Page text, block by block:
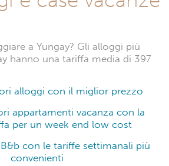
a Yungay? Gli alloggi più
hanno una tariffa media di 397
alloggi con il miglior prezzo
appartamenti vacanza con la
per un week end low cost
con le tariffe settimanali più
convenienti